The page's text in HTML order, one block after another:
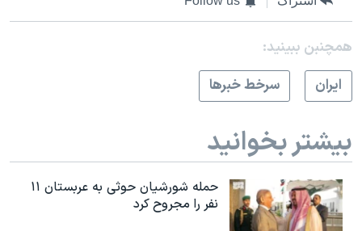
همچنبن ببینید:
ايران
سرخط خبرها
بیشتر بخوانید
حمله شورشیان حوثی به عربستان ۱۱
نفر را مجروح کرد